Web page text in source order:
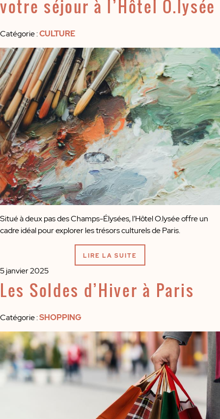
votre séjour à l’Hôtel O.lysée
Catégorie:CULTURE
Situé à deux pas des Champs-Élysées, l’Hôtel O.lysée offre un
cadre idéal pour explorer les trésors culturels de Paris.
LIRE LA SUITE
5 janvier 2025
Les Soldes d’Hiver à Paris
Catégorie:SHOPPING